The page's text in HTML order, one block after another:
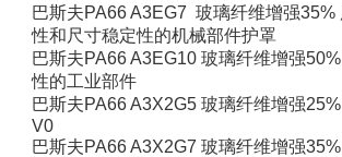
巴斯夫PA66 A3EG7 玻璃纤维增强35%
性和尺寸稳定性的机械部件护罩
巴斯夫PA66 A3EG10 玻璃纤维增强
性的工业部件
巴斯夫PA66 A3X2G5 玻璃纤维增强
V0
巴斯夫PA66 A3X2G7 玻璃纤维增强